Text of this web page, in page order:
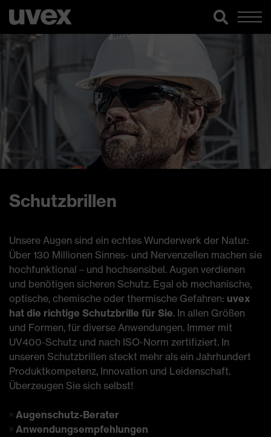
Schutzbrillen
Unsere Augen sind ein echtes Wunderwerk der Natur:
Über 130 Millionen Sinnes- und Nervenzellen machen sie
hochfunktional – und hochsensibel. Augen verdienen
und benötigen sicheren Schutz. Egal ob mechanische,
optische, chemische oder thermische Gefahren: uvex
hat die richtige Schutzbrille für Sie. In allen Größen
und Formen, für diverse Anwendungen. Immer mit
UV400-Schutz und nach ISO-Norm zertifiziert. In
unseren Schutzbrillen steckt mehr als ein Jahrhundert
Produktkompetenz, Innovation und Leidenschaft.
Überzeugen Sie sich selbst!
Augenschutz-Berater
Anwendungsempfehlungen